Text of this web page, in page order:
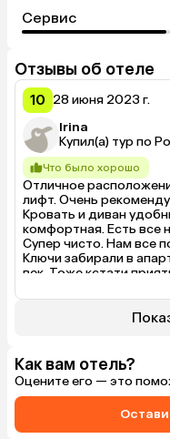
Сервис
Отзывы об отеле
10 28 июня 2023 г.
Irina
Купил(а) тур по
Что было хорошо
Отличное
лифт. Очень
Кровать и диван
комфортная. Есть все
Супер чисто. Нам все
Ключи забирали в
век. Тоже кстати
администратором.
Если получится
Как вам отель?
Оцените его — это